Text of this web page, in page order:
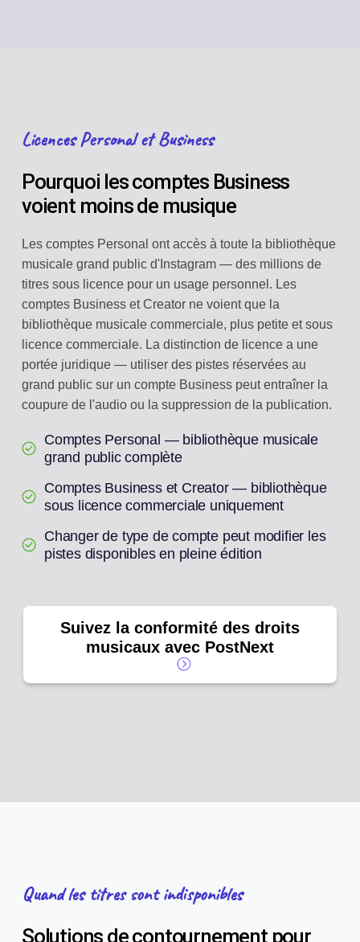
Licences Personal et Business
Pourquoi les comptes Business
voient moins de musique
Les comptes Personal ont accès à toute la bibliothèque
musicale grand public d'Instagram — des millions de
titres sous licence pour un usage personnel. Les
comptes Business et Creator ne voient que la
bibliothèque musicale commerciale, plus petite et sous
licence commerciale. La distinction de licence a une
portée juridique — utiliser des pistes réservées au
grand public sur un compte Business peut entraîner la
coupure de l'audio ou la suppression de la publication.
Comptes Personal — bibliothèque musicale
grand public complète
Comptes Business et Creator — bibliothèque
sous licence commerciale uniquement
Changer de type de compte peut modifier les
pistes disponibles en pleine édition
Suivez la conformité des droits
musicaux avec PostNext
Quand les titres sont indisponibles
Solutions de contournement pour